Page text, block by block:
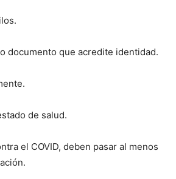
documento que acredite identidad.
de salud.
el COVID, deben pasar al menos